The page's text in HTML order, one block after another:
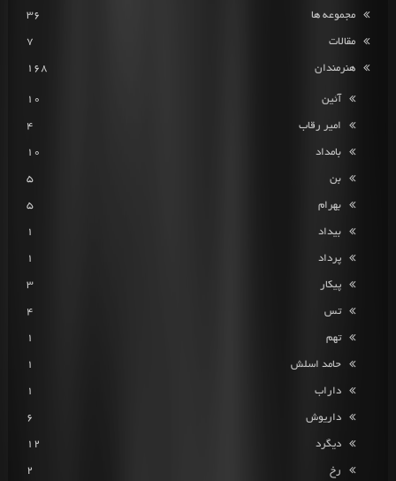
مجموعه ها 36
مقالات 7
هنرمندان 168
آئین 10
امیر رقاب 4
بامداد 10
بن 5
بهرام 5
بیداد 1
پرداد 1
پیکار 3
تس 4
تهم 1
حامد اسلش 1
داراب 1
داریوش 6
دیگرد 12
رخ 2